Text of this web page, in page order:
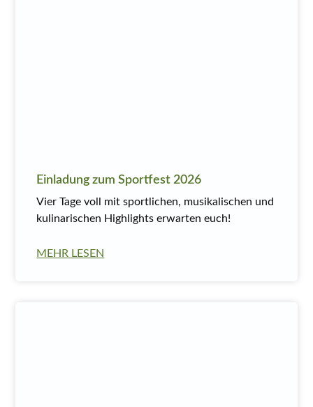
Einladung zum Sportfest 2026
Vier Tage voll mit sportlichen, musikalischen und
kulinarischen Highlights erwarten euch!
MEHR LESEN